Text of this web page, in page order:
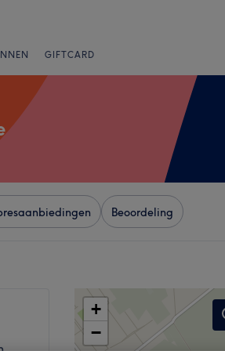
GIFTCARD
Beoordeling
+
−